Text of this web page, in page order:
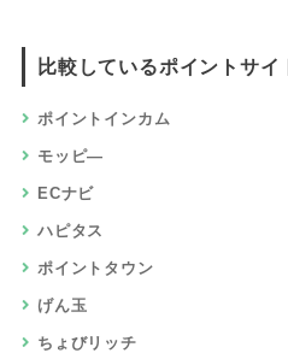
比較しているポイントサイ
ポイントインカム
モッピ―
ECナビ
ハピタス
ポイントタウン
げん玉
ちょびリッチ